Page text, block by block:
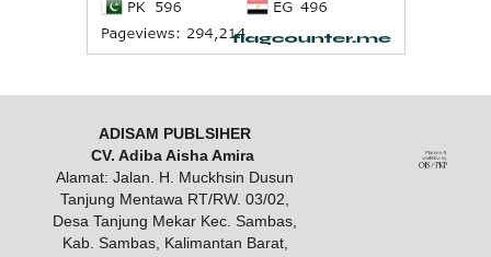
ADISAM PUBLSIHER
CV. Adiba Aisha Amira
Alamat: Jalan. H. Muckhsin Dusun
Tanjung Mentawa RT/RW. 03/02,
Desa Tanjung Mekar Kec. Sambas,
Kab. Sambas, Kalimantan Barat,